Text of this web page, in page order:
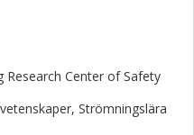
in the LES results, the
suppression in the
separation from the
both sides of the body.
Research Center of Safety
Strömningslära